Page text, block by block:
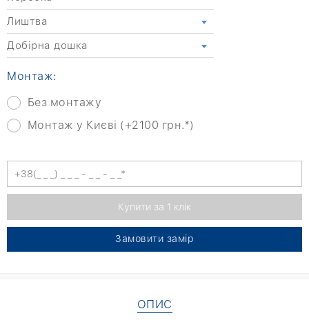
Лиштва
Добірна дошка
Монтаж:
Без монтажу
Монтаж у Києві (+2100 грн.*)
Замовити замір
ОПИС